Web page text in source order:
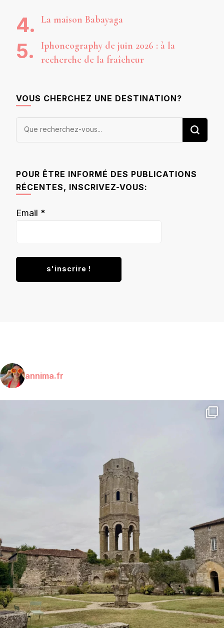
La maison Babayaga
Iphoneography de juin 2026 : à la
recherche de la fraîcheur
VOUS CHERCHEZ UNE DESTINATION?
Vous
POUR ÊTRE INFORMÉ DES PUBLICATIONS
RÉCENTES, INSCRIVEZ-VOUS:
Email *
annima.fr